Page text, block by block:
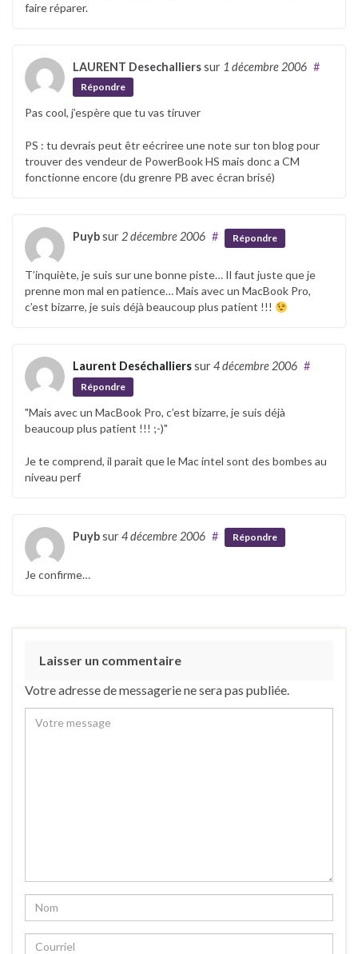
faire réparer.
LAURENT Desechallierssur 1 décembre 2006 #
Répondre
Pas cool, j’espère que tu vas tiruver
PS : tu devrais peut êtr eécriree une note sur ton blog pour
trouver des vendeur de PowerBook HS mais donc a CM
fonctionne encore (du grenre PB avec écran brisé)
Puybsur 2 décembre 2006 # Répondre
T’inquiète, je suis sur une bonne piste… Il faut juste que je
prenne mon mal en patience… Mais avec un MacBook Pro,
c’est bizarre, je suis déjà beaucoup plus patient !!!
Laurent Deséchallierssur 4 décembre 2006 #
Répondre
"Mais avec un MacBook Pro, c’est bizarre, je suis déjà
beaucoup plus patient !!! ;-)"
Je te comprend, il parait que le Mac intel sont des bombes au
niveau perf
Puybsur 4 décembre 2006 # Répondre
Je confirme…
Laisser un commentaire
Votre adresse de messagerie ne sera pas publiée.